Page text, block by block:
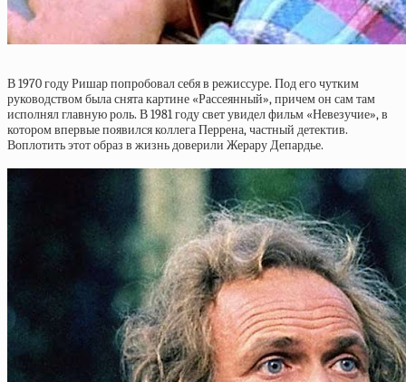
В 1970 году Ришар попробовал себя в режиссуре. Под его чутким
руководством была снята картине «Рассеянный», причем он сам там
исполнял главную роль. В 1981 году свет увидел фильм «Невезучие», в
котором впервые появился коллега Перрена, частный детектив.
Воплотить этот образ в жизнь доверили Жерару Депардье.